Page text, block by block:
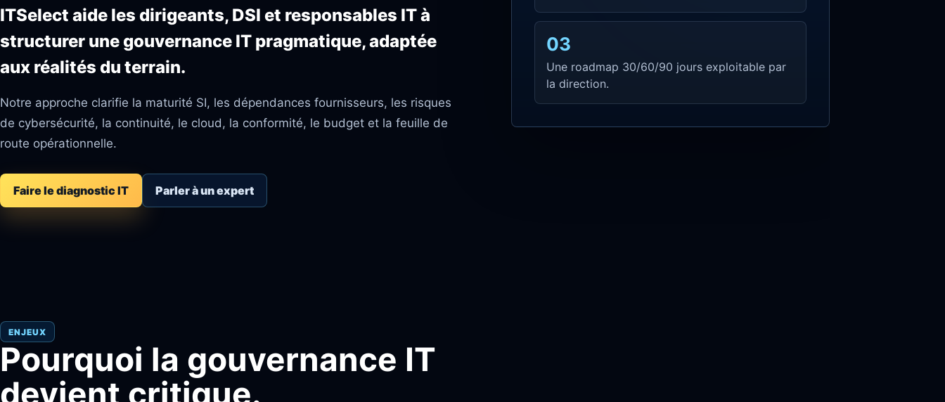
ITSelect aide les dirigeants, DSI et responsables IT à
structurer une gouvernance IT pragmatique, adaptée
aux réalités du terrain.
Notre approche clarifie la maturité SI, les dépendances fournisseurs, les risques
de cybersécurité, la continuité, le cloud, la conformité, le budget et la feuille de
route opérationnelle.
Faire le diagnostic IT Parler à un expert
03
Une roadmap 30/60/90 jours exploitable par
la direction.
ENJEUX
Pourquoi la gouvernance IT
devient critique.